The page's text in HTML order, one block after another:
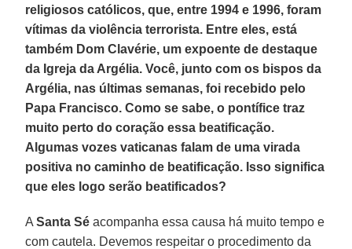
religiosos católicos, que, entre 1994 e 1996, foram
vítimas da violência terrorista. Entre eles, está
também Dom Clavérie, um expoente de destaque
da Igreja da Argélia. Você, junto com os bispos da
Argélia, nas últimas semanas, foi recebido pelo
Papa Francisco. Como se sabe, o pontífice traz
muito perto do coração essa beatificação.
Algumas vozes vaticanas falam de uma virada
positiva no caminho de beatificação. Isso significa
que eles logo serão beatificados?
ASanta Sé acompanha essa causa há muito tempo e
com cautela. Devemos respeitar o procedimento da